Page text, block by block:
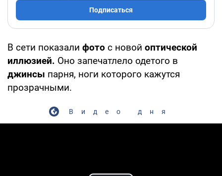
Подписаться
В сети показали фото с новой оптической
иллюзией. Оно запечатлело одетого в
джинсы парня, ноги которого кажутся
прозрачными.
Видео дня